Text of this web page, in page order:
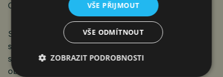
CRIF – Czech Credit Bureau, a.s.
Společnost CRIF – Czech Credit Bureau, a. s. je
součástí celosvětové skupiny CRIF. Společnost CRIF
svým klientům poskytuje aplikaci CRIBIS, která
obsahuje informace o více než 10 milionech
VŠE PŘIJMOUT
VŠE ODMÍTNOUT
ZOBRAZIT PODROBNOSTI